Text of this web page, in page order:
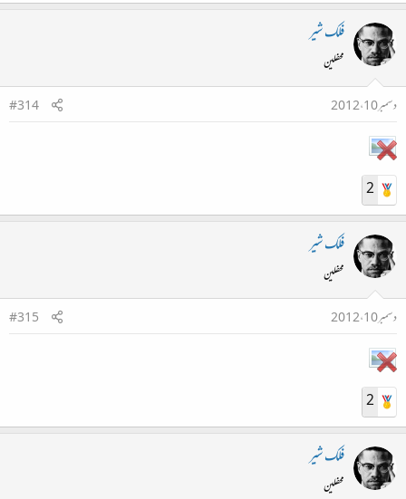
فلک شیر
محفلین
دسمبر 10، 2012
#314
2
فلک شیر
محفلین
دسمبر 10، 2012
#315
2
فلک شیر
محفلین